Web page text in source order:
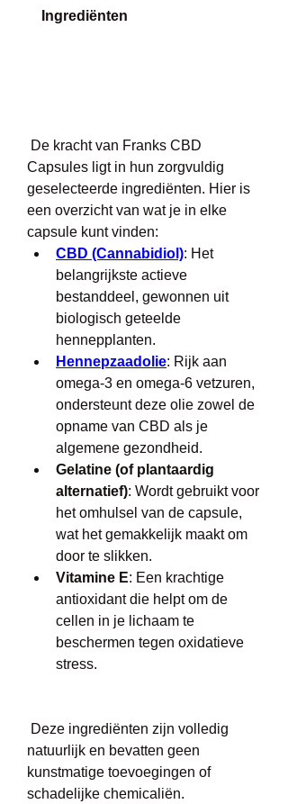
Ingrediënten
Capsules ligt in hun zorgvuldig
geselecteerde ingrediënten. Hier is
een overzicht van wat je in elke
capsule kunt vinden:
CBD (Cannabidiol): Het
belangrijkste actieve
bestanddeel, gewonnen uit
biologisch geteelde
hennepplanten.
Hennepzaadolie: Rijk aan
omega-3 en omega-6 vetzuren,
ondersteunt deze olie zowel de
opname van CBD als je
algemene gezondheid.
Gelatine (of plantaardig
alternatief): Wordt gebruikt voor
het omhulsel van de capsule,
wat het gemakkelijk maakt om
door te slikken.
Vitamine E: Een krachtige
antioxidant die helpt om de
cellen in je lichaam te
beschermen tegen oxidatieve
stress.
natuurlijk en bevatten geen
kunstmatige toevoegingen of
schadelijke chemicaliën.